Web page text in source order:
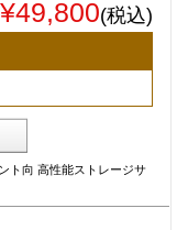
¥49,800(税込)
ト向 高性能ストレージサ